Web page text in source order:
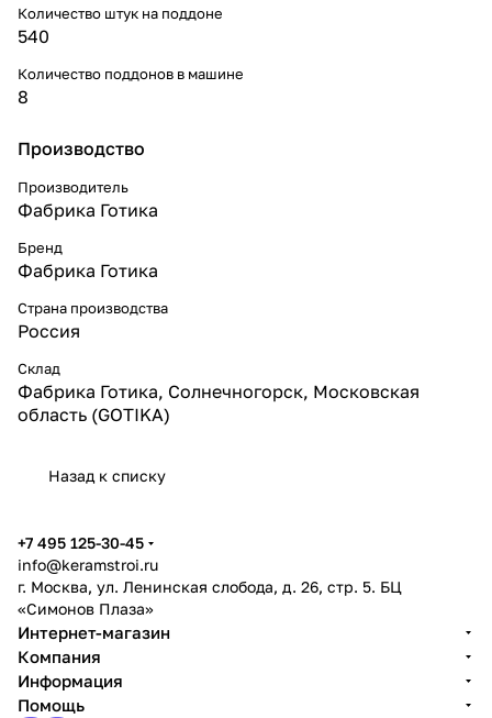
Количество штук на поддоне
540
Количество поддонов в машине
8
Производство
Производитель
Фабрика Готика
Бренд
Фабрика Готика
Страна производства
Россия
Склад
Фабрика Готика, Солнечногорск, Московская
область (GOTIKA)
Назад к списку
+7 495 125-30-45
info@keramstroi.ru
г. Москва, ул. Ленинская слобода, д. 26, стр. 5. БЦ
«Симонов Плаза»
Интернет-магазин
Компания
Информация
Помощь